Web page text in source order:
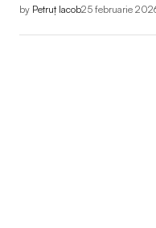
by Petruț Iacob25 februarie